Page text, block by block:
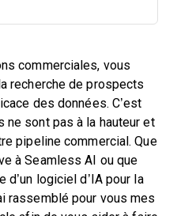
commerciales, vous
recherche de prospects
des données. C’est
sont pas à la hauteur et
pipeline commercial. Que
à Seamless AI ou que
logiciel d’IA pour la
rassemblé pour vous mes